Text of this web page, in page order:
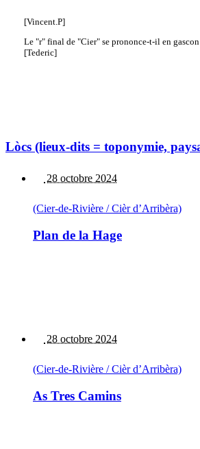
[Vincent.P]
Le "r" final de "Cier" se prononce-t-il en
[Tederic]
Lòcs (lieux-dits = toponymie,
28 octobre 2024
(Cier-de-Rivière / Cièr d’Arribèra)
Plan de la Hage
28 octobre 2024
(Cier-de-Rivière / Cièr d’Arribèra)
As Tres Camins